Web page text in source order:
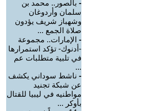
- بالصور.. محمد بن
سلمان وأردوغان
وشهباز شريف يؤدون
صلاة الجمع ...
- الإمارات.. مجموعة
-أدنوك- تؤكد استمرارها
في تلبية متطلبات عم
...
- ناشط سوداني يكشف
عن شبكة تجنيد
مواطنيه في ليبيا للقتال
بأوكر ...